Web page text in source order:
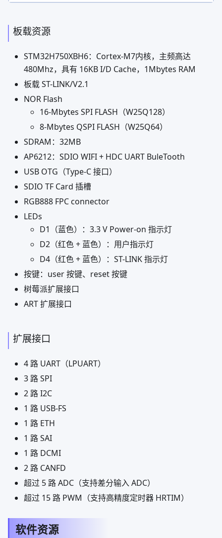
板载资源
STM32H750XBH6：Cortex-M7内核，主频高达
480Mhz，具有 16KB I/D Cache，1Mbytes RAM
板载 ST-LINK/V2.1
NOR Flash
16-Mbytes SPI FLASH（W25Q128）
8-Mbytes QSPI FLASH（W25Q64）
SDRAM：32MB
AP6212：SDIO WIFI + HDC UART BuleTooth
USB OTG（Type-C 接口）
SDIO TF Card 插槽
RGB888 FPC connector
LEDs
D1（蓝色）：3.3 V Power-on 指示灯
D2（红色 + 蓝色）：用户指示灯
D4（红色 + 蓝色）：ST-LINK 指示灯
按键：user 按键、reset 按键
树莓派扩展接口
ART 扩展接口
扩展接口
4 路 UART（LPUART）
3 路 SPI
2 路 I2C
1 路 USB-FS
1 路 ETH
1 路 SAI
1 路 DCMI
2 路 CANFD
超过 5 路 ADC（支持差分输入 ADC）
超过 15 路 PWM（支持高精度定时器 HRTIM）
软件资源